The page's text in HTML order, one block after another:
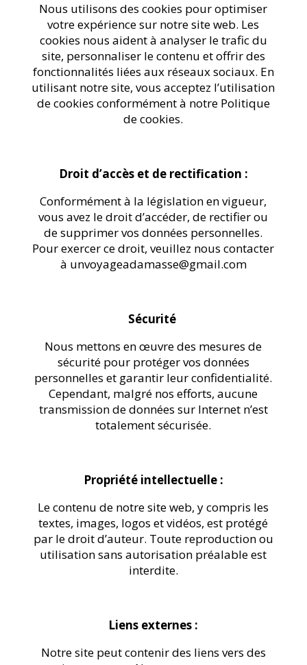
Nous utilisons des cookies pour optimiser
votre expérience sur notre site web. Les
cookies nous aident à analyser le trafic du
site, personnaliser le contenu et offrir des
fonctionnalités liées aux réseaux sociaux. En
utilisant notre site, vous acceptez l’utilisation
de cookies conformément à notre Politique
de cookies.
Droit d’accès et de rectification :
Conformément à la législation en vigueur,
vous avez le droit d’accéder, de rectifier ou
de supprimer vos données personnelles.
Pour exercer ce droit, veuillez nous contacter
à unvoyageadamasse@gmail.com
Sécurité
Nous mettons en œuvre des mesures de
sécurité pour protéger vos données
personnelles et garantir leur confidentialité.
Cependant, malgré nos efforts, aucune
transmission de données sur Internet n’est
totalement sécurisée.
Propriété intellectuelle :
Le contenu de notre site web, y compris les
textes, images, logos et vidéos, est protégé
par le droit d’auteur. Toute reproduction ou
utilisation sans autorisation préalable est
interdite.
Liens externes :
Notre site peut contenir des liens vers des